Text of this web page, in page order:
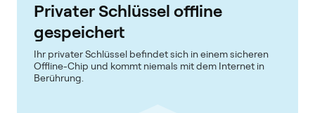
Privater Schlüssel offline
gespeichert
Ihr privater Schlüssel befindet sich in einem sicheren
Offline-Chip und kommt niemals mit dem Internet in
Berührung.